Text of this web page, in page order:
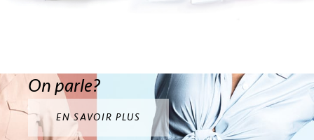
On parle?
EN SAVOIR PLUS